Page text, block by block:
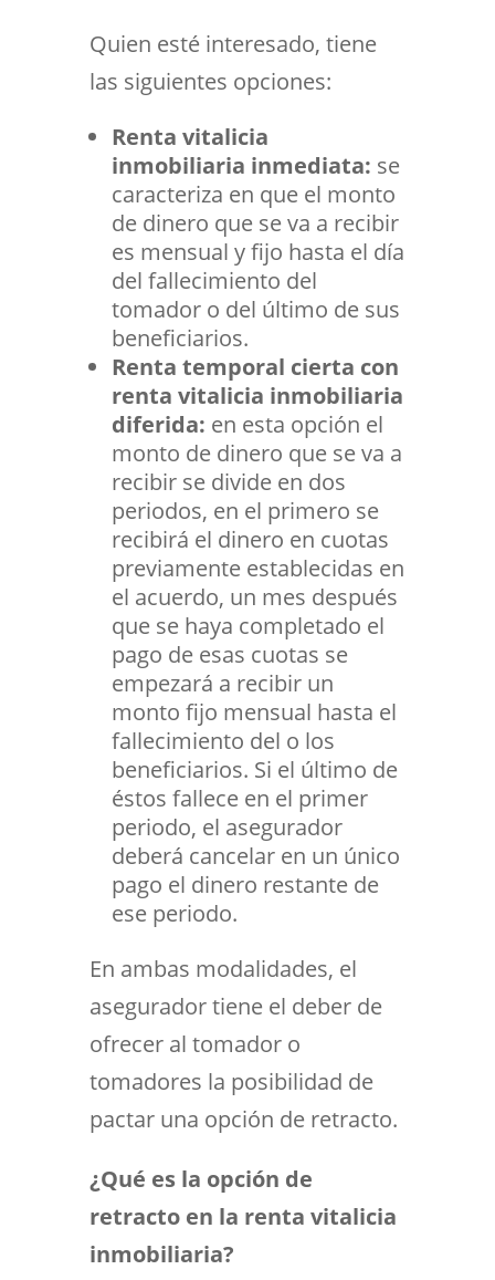
Quien esté interesado, tiene
las siguientes opciones:
Renta vitalicia
inmobiliaria inmediata: se
caracteriza en que el monto
de dinero que se va a recibir
es mensual y fijo hasta el día
del fallecimiento del
tomador o del último de sus
beneficiarios.
Renta temporal cierta con
renta vitalicia inmobiliaria
diferida: en esta opción el
monto de dinero que se va a
recibir se divide en dos
periodos, en el primero se
recibirá el dinero en cuotas
previamente establecidas en
el acuerdo, un mes después
que se haya completado el
pago de esas cuotas se
empezará a recibir un
monto fijo mensual hasta el
fallecimiento del o los
beneficiarios. Si el último de
éstos fallece en el primer
periodo, el asegurador
deberá cancelar en un único
pago el dinero restante de
ese periodo.
En ambas modalidades, el
asegurador tiene el deber de
ofrecer al tomador o
tomadores la posibilidad de
pactar una opción de retracto.
¿Qué es la opción de
retracto en la renta vitalicia
inmobiliaria?